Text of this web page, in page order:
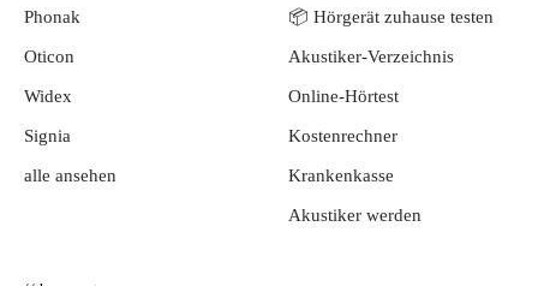
Phonak
Oticon
Widex
Signia
alle ansehen
📦 Hörgerät zuhause testen
Akustiker-Verzeichnis
Online-Hörtest
Kostenrechner
Krankenkasse
Akustiker werden